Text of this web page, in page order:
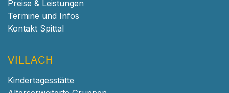
Preise & Leistungen
Termine und Infos
Kontakt Spittal
VILLACH
Kindertagesstätte